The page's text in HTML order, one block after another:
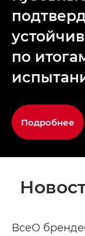
по
Подробнее
ВсеО бренде